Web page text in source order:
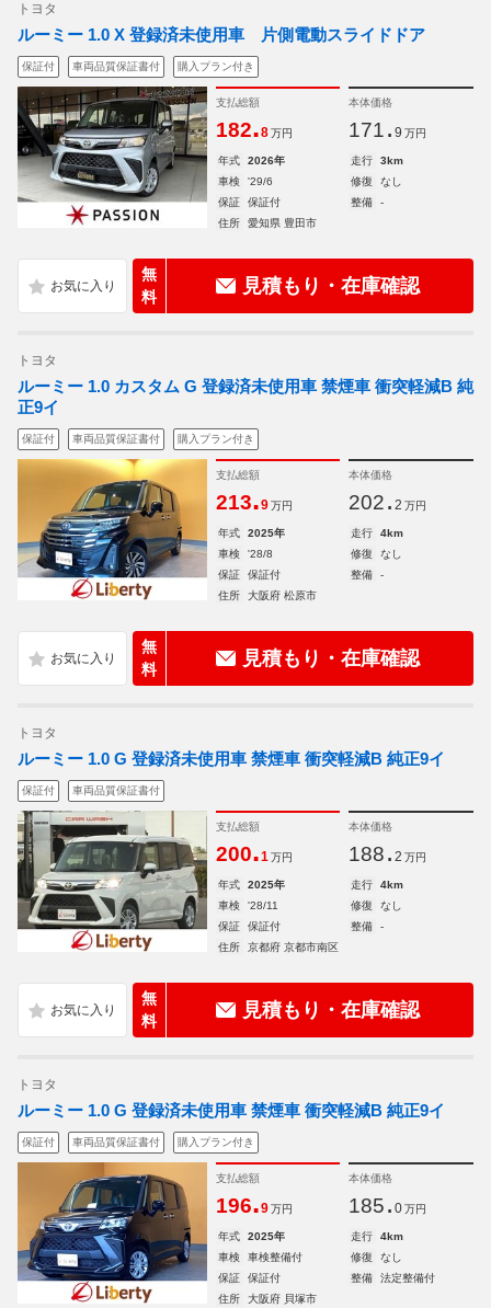
トヨタ
ルーミー 1.0 X 登録済未使用車 片側電動スライドドア
保証付 車両品質保証書付 購入プラン付き
支払総額
182.8 万円
本体価格
171. 9 万円
年式 2026年 走行
3km
車検
'29/6 修復
なし
保証
保証付 整備
-
住所
愛知県 豊田市
無
料
見積もり・在庫確認
トヨタ
ルーミー 1.0 カスタム G 登録済未使用車 禁煙車 衝突軽減B 純
正9イ
保証付 車両品質保証書付 購入プラン付き
支払総額
213.9 万円
本体価格
202. 2 万円
年式 2025年 走行
4km
車検
'28/8 修復
なし
保証
保証付 整備
-
住所
大阪府 松原市
無
料
見積もり・在庫確認
トヨタ
ルーミー 1.0 G 登録済未使用車 禁煙車 衝突軽減B 純正9イ
保証付 車両品質保証書付
支払総額
200.1 万円
本体価格
188. 2 万円
年式 2025年 走行
4km
車検
'28/11 修復
なし
保証
保証付 整備
-
住所
京都府 京都市南区
無
料
見積もり・在庫確認
トヨタ
ルーミー 1.0 G 登録済未使用車 禁煙車 衝突軽減B 純正9イ
保証付 車両品質保証書付 購入プラン付き
支払総額
196.9 万円
本体価格
185. 0 万円
年式 2025年 走行
4km
車検
車検整備付 修復
なし
保証
保証付 整備
法定整備付
住所
大阪府 貝塚市